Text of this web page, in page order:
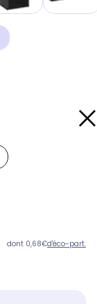
dont 0,68€d'éco-part.